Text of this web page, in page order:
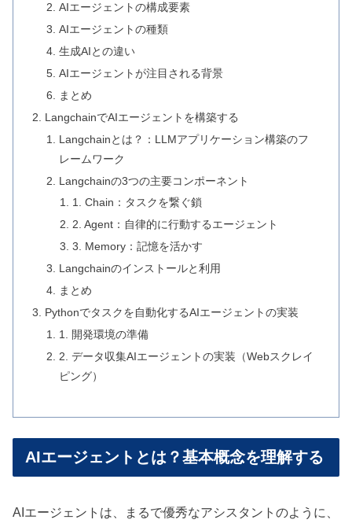
AIエージェントの構成要素
AIエージェントの種類
生成AIとの違い
AIエージェントが注目される背景
まとめ
LangchainでAIエージェントを構築する
Langchainとは？：LLMアプリケーション構築のフ
レームワーク
Langchainの3つの主要コンポーネント
1. Chain：タスクを繋ぐ鎖
2. Agent：自律的に行動するエージェント
3. Memory：記憶を活かす
Langchainのインストールと利用
まとめ
Pythonでタスクを自動化するAIエージェントの実装
1. 開発環境の準備
2. データ収集AIエージェントの実装（Webスクレイ
ピング）
AIエージェントとは？基本概念を理解する
AIエージェントは、まるで優秀なアシスタントのように、